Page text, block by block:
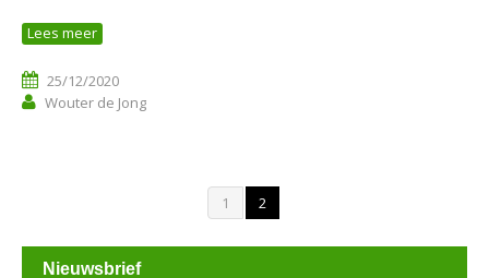
Lees meer
25/12/2020
Wouter de Jong
1 2
Nieuwsbrief